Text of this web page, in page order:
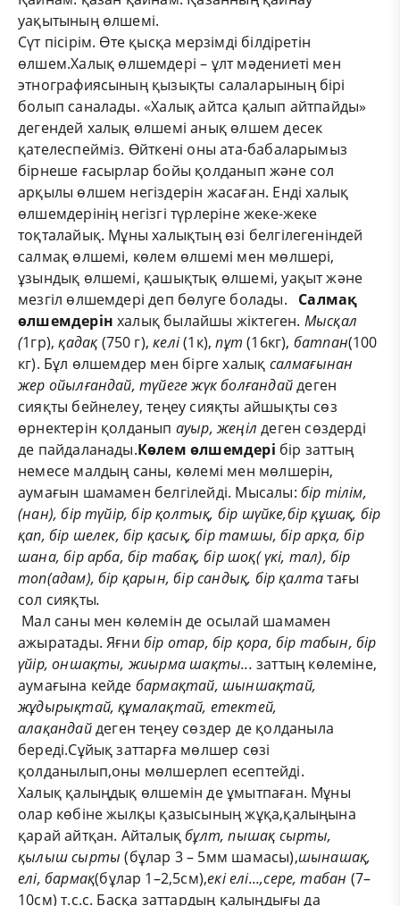
уақытының өлшемі.
Сүт пісірім. Өте қысқа мерзімді білдіретін
өлшем.Халық өлшемдері – ұлт мәдениеті мен
этнографиясының қызықты салаларының бірі
болып саналады. «Халық айтса қалып айтпайды»
дегендей халық өлшемі анық өлшем десек
қателеспейміз. Өйткені оны ата-бабаларымыз
бірнеше ғасырлар бойы қолданып және сол
арқылы өлшем негіздерін жасаған. Енді халық
өлшемдерінің негізгі түрлеріне жеке-жеке
тоқталайық. Мұны халықтың өзі белгілегеніндей
салмақ өлшемі, көлем өлшемі мен мөлшері,
ұзындық өлшемі, қашықтық өлшемі, уақыт және
мезгіл өлшемдері деп бөлуге болады. Салмақ
өлшемдерін халық былайшы жіктеген. Мысқал
(1гр),қадақ (750 г),келі(1к),пұт (16кг), батпан(100
кг). Бұл өлшемдер мен бірге халық салмағынан
жер ойылғандай, түйеге жүк болғандайдеген
сияқты бейнелеу, теңеу сияқты айшықты сөз
өрнектерін қолданып ауыр, жеңіл деген сөздерді
де пайдаланады.Көлем өлшемдері бір заттың
немесе малдың саны, көлемі мен мөлшерін,
аумағын шамамен белгілейді. Мысалы: бір тілім,
(нан), бір түйір, бір қолтық, бір шүйке,бір құшақ, бір
қап, бір шелек, бір қасық, бір тамшы, бір арқа, бір
шана, бір арба, бір табақ, бір шоқ( үкі, тал), бір
топ(адам), бір қарын, бір сандық, бір қалта тағы
сол сияқты.
Мал саны мен көлемін де осылай шамамен
ажыратады. Яғнибір отар, бір қора, бір табын, бір
үйір, оншақты, жиырма шақты... заттың көлеміне,
аумағына кейде бармақтай, шыншақтай,
жұдырықтай, құмалақтай, етектей,
алақандайдеген теңеу сөздер де қолданыла
береді.Сұйық заттарға мөлшер сөзі
қолданылып,оны мөлшерлеп есептейді.
Халық қалыңдық өлшемін де ұмытпаған. Мұны
олар көбіне жылқы қазысының жұқа,қалыңына
қарай айтқан. Айталықбұлт, пышақ сырты,
қылыш сырты (бұлар 3 – 5мм шамасы),шынашақ,
елі, бармақ(бұлар 1–2,5см),екі елі...,сере, табан (7–
10см) т.с.с. Басқа заттардың қалыңдығы да